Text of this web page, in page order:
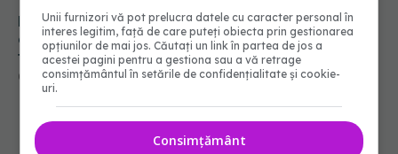
Pacienții români, blocați la „semaforul”
administrativ. Cât mai așteaptă România
tratamentele inovatoare deja aprobate în
Europa
05 aug 2026, 12:33
Unii furnizori vă pot prelucra datele cu caracter personal în
interes legitim, față de care puteți obiecta prin gestionarea
opțiunilor de mai jos. Căutați un link în partea de jos a
acestei pagini pentru a gestiona sau a vă retrage
consimțământul în setările de confidențialitate și cookie-
uri.
Consimțământ